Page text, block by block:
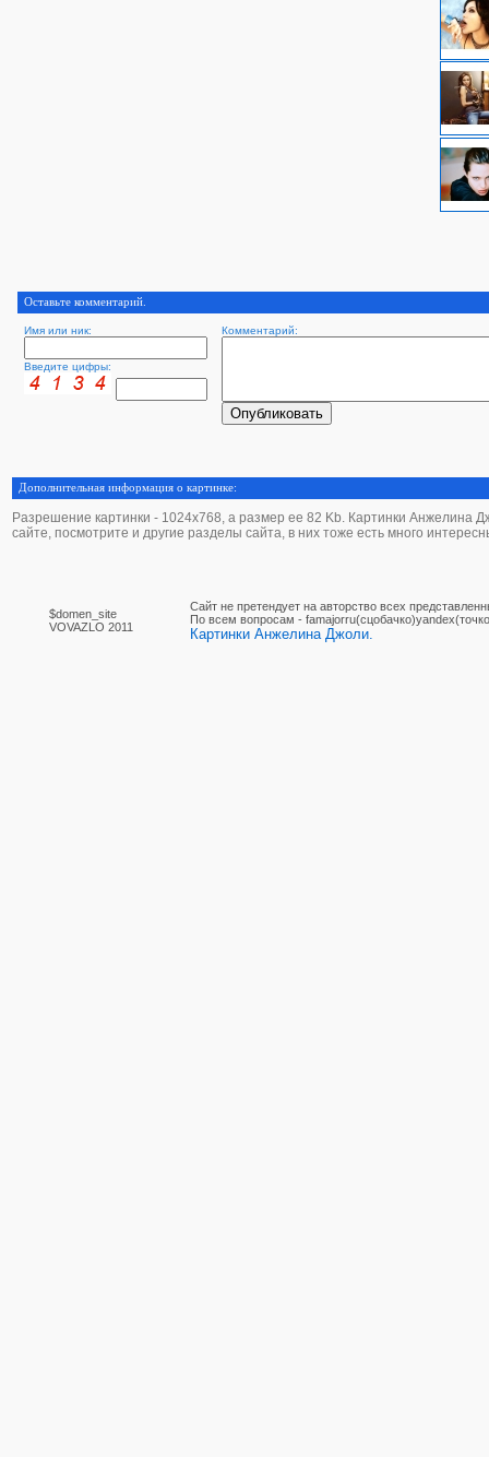
Оставьте комментарий.
Имя или ник: Комментарий:
Введите цифры:
Дополнительная информация о картинке:
Разрешение картинки - 1024х768, а размер ее 82 Kb. Картинки Анжелина
сайте, посмотрите и другие разделы сайта, в них тоже есть много
$domen_site
VOVAZLO 2011
Сайт не претендует на авторство всех
По вcем вопросам -
Картинки Анжелина Джоли.